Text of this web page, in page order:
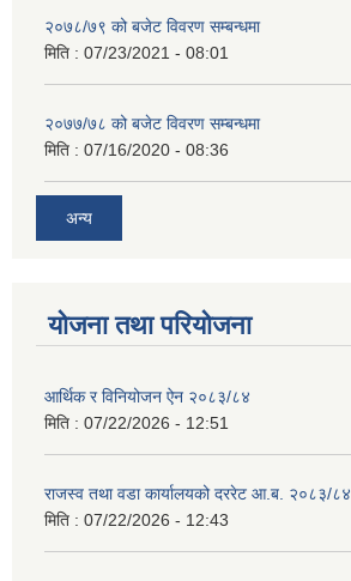
२०७८/७९ को बजेट विवरण सम्बन्धमा
मिति : 07/23/2021 - 08:01
२०७७/७८ को बजेट विवरण सम्बन्धमा
मिति : 07/16/2020 - 08:36
अन्य
योजना तथा परियोजना
आर्थिक र विनियोजन ऐन २०८३/८४
मिति : 07/22/2026 - 12:51
राजस्व तथा वडा कार्यालयको दररेट आ.ब. २०८३/८४
मिति : 07/22/2026 - 12:43